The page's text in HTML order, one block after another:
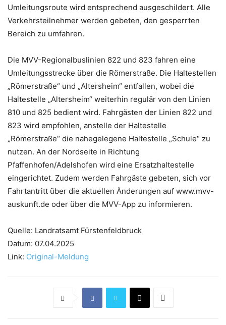
Umleitungsroute wird entsprechend ausgeschildert. Alle
Verkehrsteilnehmer werden gebeten, den gesperrten
Bereich zu umfahren.
Die MVV-Regionalbuslinien 822 und 823 fahren eine
Umleitungsstrecke über die Römerstraße. Die Haltestellen
„Römerstraße“ und „Altersheim“ entfallen, wobei die
Haltestelle „Altersheim“ weiterhin regulär von den Linien
810 und 825 bedient wird. Fahrgästen der Linien 822 und
823 wird empfohlen, anstelle der Haltestelle
„Römerstraße“ die nahegelegene Haltestelle „Schule“ zu
nutzen. An der Nordseite in Richtung
Pfaffenhofen/Adelshofen wird eine Ersatzhaltestelle
eingerichtet. Zudem werden Fahrgäste gebeten, sich vor
Fahrtantritt über die aktuellen Änderungen auf www.mvv-
auskunft.de oder über die MVV-App zu informieren.
Quelle: Landratsamt Fürstenfeldbruck
Datum: 07.04.2025
Link: Original-Meldung